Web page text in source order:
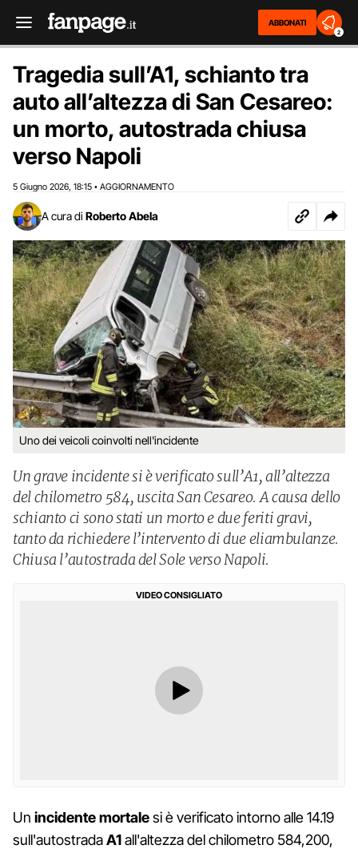
ABBONATI
2
Tragedia sull’A1, schianto tra
auto all’altezza di San Cesareo:
un morto, autostrada chiusa
verso Napoli
5 Giugno 2026 18:15 • AGGIORNAMENTO
A cura di Roberto Abela
Uno dei veicoli coinvolti nell'incidente
Un grave incidente si è verificato sull’A1, all’altezza
del chilometro 584, uscita San Cesareo. A causa dello
schianto ci sono stati un morto e due feriti gravi,
tanto da richiedere l’intervento di due eliambulanze.
Chiusa l’autostrada del Sole verso Napoli.
VIDEO CONSIGLIATO
Un incidentemortalesi è verificato intorno alle 14.19
sull'autostradaA1all'altezza del chilometro 584,200,